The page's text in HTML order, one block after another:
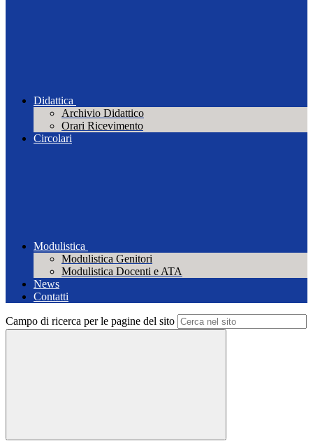
Didattica
Archivio Didattico
Orari Ricevimento
Circolari
Modulistica
Modulistica Genitori
Modulistica Docenti e ATA
News
Contatti
Campo di ricerca per le pagine del sito